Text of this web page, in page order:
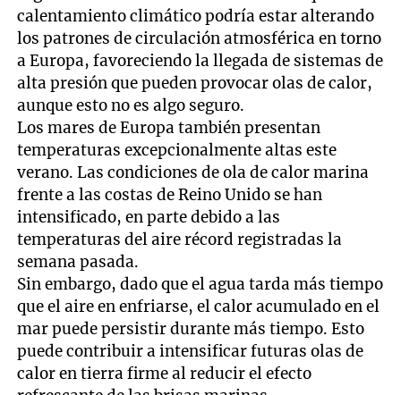
calentamiento climático podría estar alterando
los patrones de circulación atmosférica en torno
a Europa, favoreciendo la llegada de sistemas de
alta presión que pueden provocar olas de calor,
aunque esto no es algo seguro.
Los mares de Europa también presentan
temperaturas excepcionalmente altas este
verano. Las condiciones de ola de calor marina
frente a las costas de Reino Unido se han
intensificado, en parte debido a las
temperaturas del aire récord registradas la
semana pasada.
Sin embargo, dado que el agua tarda más tiempo
que el aire en enfriarse, el calor acumulado en el
mar puede persistir durante más tiempo. Esto
puede contribuir a intensificar futuras olas de
calor en tierra firme al reducir el efecto